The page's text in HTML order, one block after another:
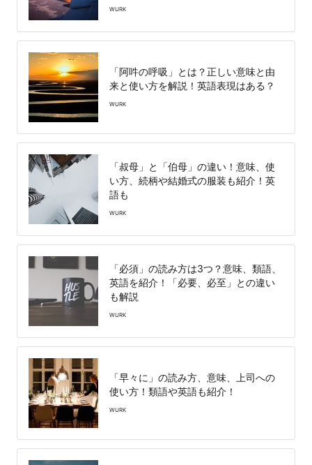
WURK
「阿吽の呼吸」とは？正しい意味と由
来と使い方を解説！英語表現はある？
WURK
「叔母」と「伯母」の違い！意味、使
い方、続柄や結婚式の服装も紹介！英
語も
WURK
「必須」の読み方は3つ？意味、類語、
英語を紹介！「必要、必至」との違い
も解説
WURK
「早々に」の読み方、意味、上司への
使い方！類語や英語も紹介！
WURK